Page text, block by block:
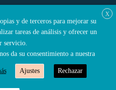
Tel: 660 849 271/91 715
45 54
info@clinicabetancourt.es
Travesía de Carlos III, 2
28224 Pozuelo de Alarcón
X
y de terceros para mejorar su
tareas de análisis y ofrecer un
servicio.
da su consentimiento a nuestra
Ajustes Rechazar